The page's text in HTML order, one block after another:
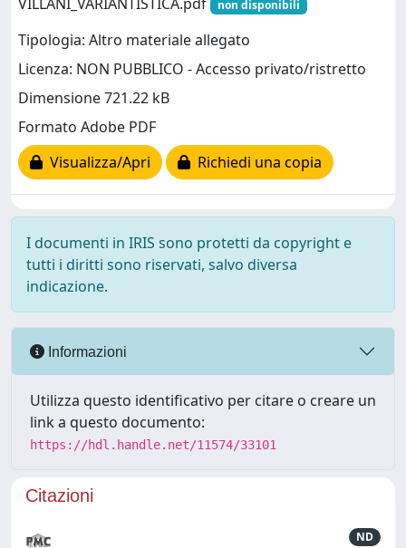
non disponibili
Tipologia: Altro materiale allegato
Licenza: NON PUBBLICO - Accesso privato/ristretto
Dimensione 721.22 kB
Formato Adobe PDF
Visualizza/Apri
Richiedi una copia
I documenti in IRIS sono protetti da copyright e
tutti i diritti sono riservati, salvo diversa
indicazione.
Informazioni
Utilizza questo identificativo per citare o creare un
link a questo documento:
https://hdl.handle.net/11574/33101
Citazioni
ND